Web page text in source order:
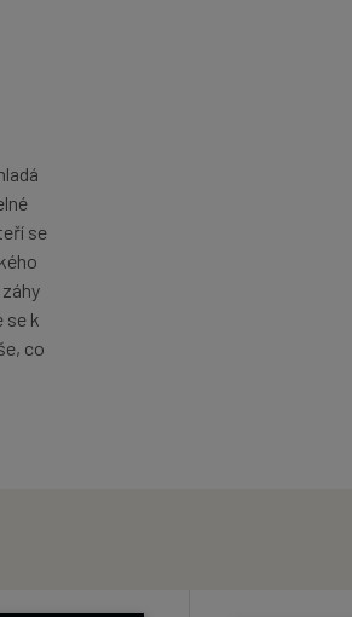
se
se k
co